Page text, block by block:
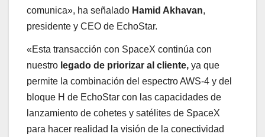
comunica», ha señalado Hamid Akhavan,
presidente y CEO de EchoStar.
«Esta transacción con SpaceX continúa con
nuestro legado de priorizar al cliente, ya que
permite la combinación del espectro AWS-4 y del
bloque H de EchoStar con las capacidades de
lanzamiento de cohetes y satélites de SpaceX
para hacer realidad la visión de la conectividad